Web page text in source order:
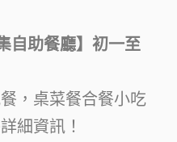
自助餐廳】初一至
，桌菜餐合餐小吃
詳細資訊！